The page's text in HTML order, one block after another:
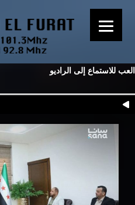
العب للاستماع إلى الراديو